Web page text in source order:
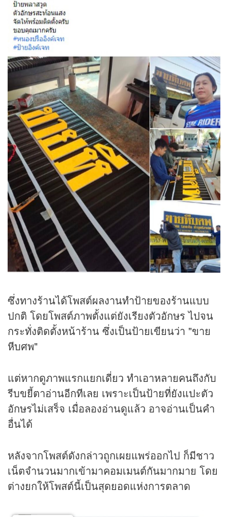
ซึ่งทางร้านได้โพสต์ผลงานทำป้ายของร้านแบบ
ปกติ โดยโพสต์ภาพตั้งแต่ยังเรียงตัวอักษร ไปจน
กระทั่งติดตั้งหน้าร้าน ซึ่งเป็นป้ายเขียนว่า "ขาย
หีบศพ"
แต่หากดูภาพแรกแยกเดี่ยว ทำเอาหลายคนถึงกับ
รีบขยี้ตาอ่านอีกทีเลย เพราะเป็นป้ายที่ยังแปะตัว
อักษรไม่เสร็จ เมื่อลองอ่านดูแล้ว อาจอ่านเป็นคำ
อื่นได้
หลังจากโพสต์ดังกล่าวถูกเผยแพร่ออกไป ก็มีชาว
เน็ตจำนวนมากเข้ามาคอมเมนต์กันมากมาย โดย
ต่างยกให้โพสต์นี้เป็นสุดยอดแห่งการตลาด